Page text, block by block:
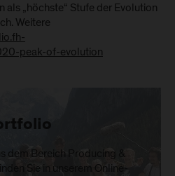
als „höchste“ Stufe der Evolution
Weitere
peak-of-evolution
dem Bereich Producing &
Sie in unserem Online-